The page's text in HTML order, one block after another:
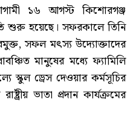
আগামী ১৬ আগস্ট কিশোরগঞ্জ
শুরু হয়েছে। সফরকালে তিনি
সফল মৎস্য উদ্যোক্তাদের
মানুষের মধ্যে ফ্যামিলি
স্কুল ড্রেস দেওয়ার কর্মসূচির
ভাতা প্রদান কার্যক্রমের